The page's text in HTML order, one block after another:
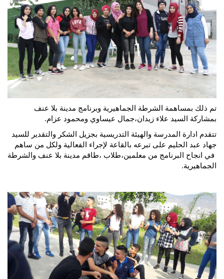
تم ذلك بمساهمة الشرطة الجماهيرية وبرنامج مدينة بلا عنف
بمشاركة السيد علاء زيدان،جمال عيساوي ومحمود عزام.
تتقدم ادارة المدرسة والهيئة التدريسية بجزيل الشكر والتقدير للسيد
جهاد عبد الحليم على تبرعه بالقاعة لإجراء الفعالية ولكل من ساهم
في انجاح البرنامج من معلمين،طلاب ،طاقم مدينة بلا عنف والشرطة
الجماهيرية.